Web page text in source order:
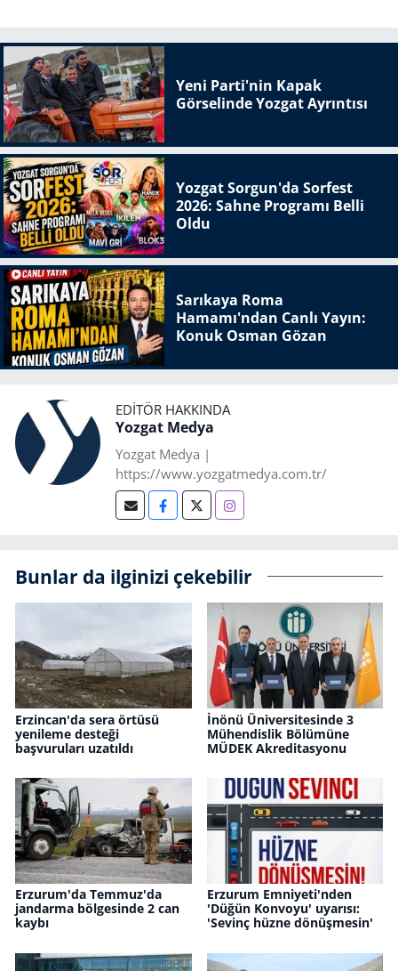
Yeni Parti'nin Kapak
Görselinde Yozgat Ayrıntısı
Yozgat Sorgun'da Sorfest
2026: Sahne Programı Belli
Oldu
Sarıkaya Roma
Hamamı'ndan Canlı Yayın:
Konuk Osman Gözan
EDITÖR HAKKINDA
Yozgat Medya
Yozgat Medya |
https://www.yozgatmedya.com.tr/
Bunlar da ilginizi çekebilir
Erzincan'da sera örtüsü
yenileme desteği
başvuruları uzatıldı
İnönü Üniversitesinde 3
Mühendislik Bölümüne
MÜDEK Akreditasyonu
Erzurum'da Temmuz'da
jandarma bölgesinde 2 can
kaybı
Erzurum Emniyeti'nden
'Düğün Konvoyu' uyarısı:
'Sevinç hüzne dönüşmesin'